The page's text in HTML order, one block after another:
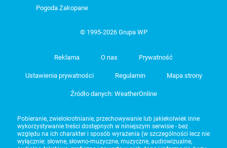
Pogoda Zakopane
© 1995-2026 Grupa WP
Reklama O nas Prywatność
Ustawienia prywatności Regulamin Mapa strony
Źródło danych: WeatherOnline
Pobieranie, zwielokrotnianie, przechowywanie lub jakiekolwiek inne
wykorzystywanie treści dostępnych w niniejszym serwisie - bez
względu na ich charakter i sposób wyrażenia (w szczególności lecz nie
wyłącznie: słowne, słowno-muzyczne, muzyczne, audiowizualne,